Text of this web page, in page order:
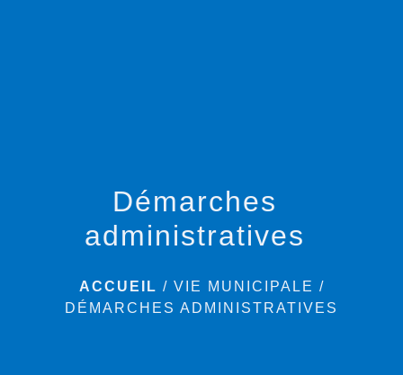
Démarches
administratives
ACCUEIL / VIE MUNICIPALE /
DÉMARCHES ADMINISTRATIVES